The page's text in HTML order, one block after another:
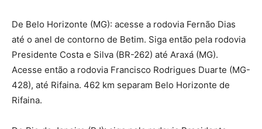
De Belo Horizonte (MG): acesse a rodovia Fernão Dias
até o anel de contorno de Betim. Siga então pela rodovia
Presidente Costa e Silva (BR-262) até Araxá (MG).
Acesse então a rodovia Francisco Rodrigues Duarte (MG-
428), até Rifaina. 462 km separam Belo Horizonte de
Rifaina.